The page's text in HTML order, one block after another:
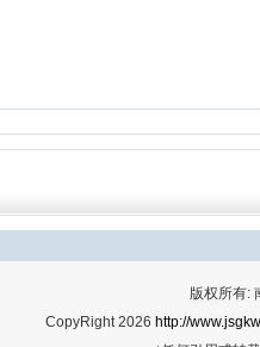
版权所有:
CopyRight 2026 http://